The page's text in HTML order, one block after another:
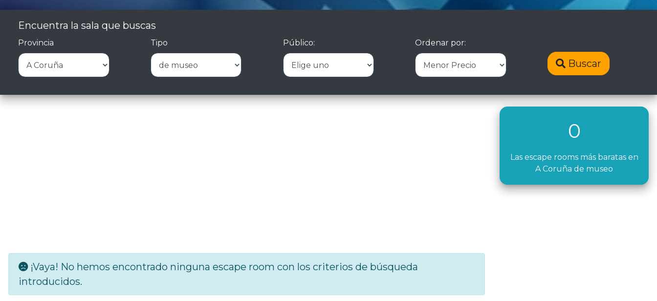
Encuentra la sala que buscas
Provincia Tipo Público: Ordenar por:
Buscar
¡Vaya! No hemos encontrado ninguna escape room con los criterios de búsqueda
introducidos.
0
Las escape rooms más baratas en
A Coruña de museo